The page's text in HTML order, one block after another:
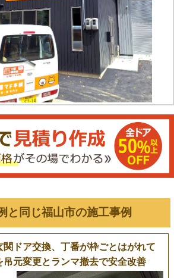
と同じ福山市の施工事例
ドア交換、丁番が枠ごとはがれて
吊元変更とランマ撤去で安全改善